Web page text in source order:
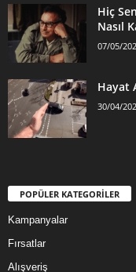
Hiç
Nasıl
07/05/
Hayat
30/04/
POPÜLER KATEGORİLER
Kampanyalar
Fırsatlar
Alışveriş